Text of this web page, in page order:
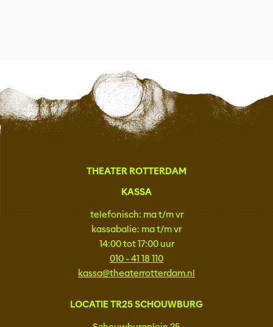
THEATER ROTTERDAM
KASSA
telefonisch: ma t/m vr
kassabalie: ma t/m vr
14:00 tot 17:00 uur
010 - 41 18 110
kassa@theaterrotterdam.nl
LOCATIE TR25 SCHOUWBURG